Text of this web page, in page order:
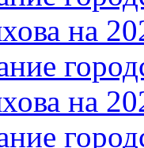
на
на